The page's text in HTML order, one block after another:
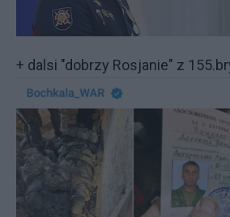
+ dalsi "dobrzy Rosjanie" z